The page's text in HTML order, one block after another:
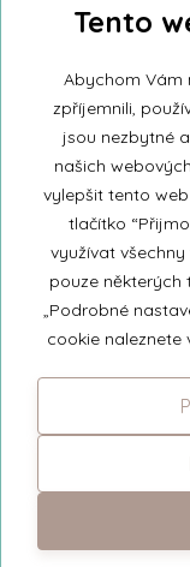
Přihlašte se k
nejnovějších
Tento
Abychom Vám
zpříjemnili,
jsou nezbytné
našich
vylepšit tento
tlačítko
využívat
pouze některých
„Podrobné
cookie naleznete